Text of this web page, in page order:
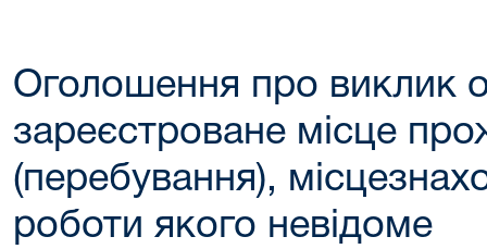
Оголошення про виклик
зареєстроване місце
(перебування),
роботи якого невідоме